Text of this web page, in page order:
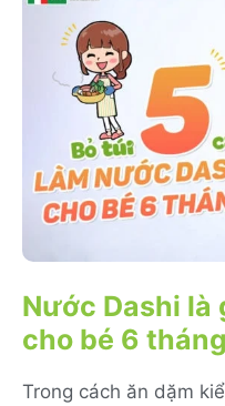
Nước Dashi là
cho bé 6 tháng
Trong cách ăn dặm